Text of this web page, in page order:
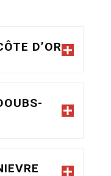
D’OR